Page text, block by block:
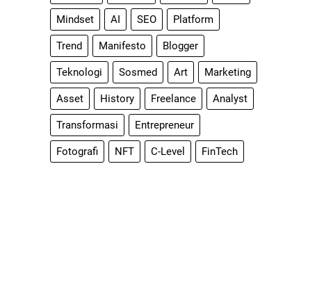
Mindset AI SEO Platform
Trend Manifesto Blogger
Teknologi Sosmed Art Marketing
Asset History Freelance Analyst
Transformasi Entrepreneur
Fotografi NFT C-Level FinTech